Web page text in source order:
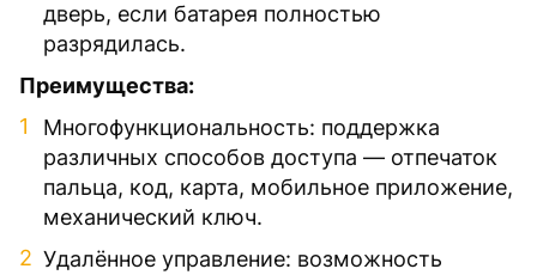
дверь, если батарея полностью
разрядилась.
Преимущества:
Многофункциональность: поддержка
различных способов доступа — отпечаток
пальца, код, карта, мобильное приложение,
механический ключ.
Удалённое управление: возможность